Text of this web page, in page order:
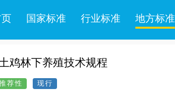
国家标准 行业标准 地方标准
鸡林下养殖技术规程
荐性 现行